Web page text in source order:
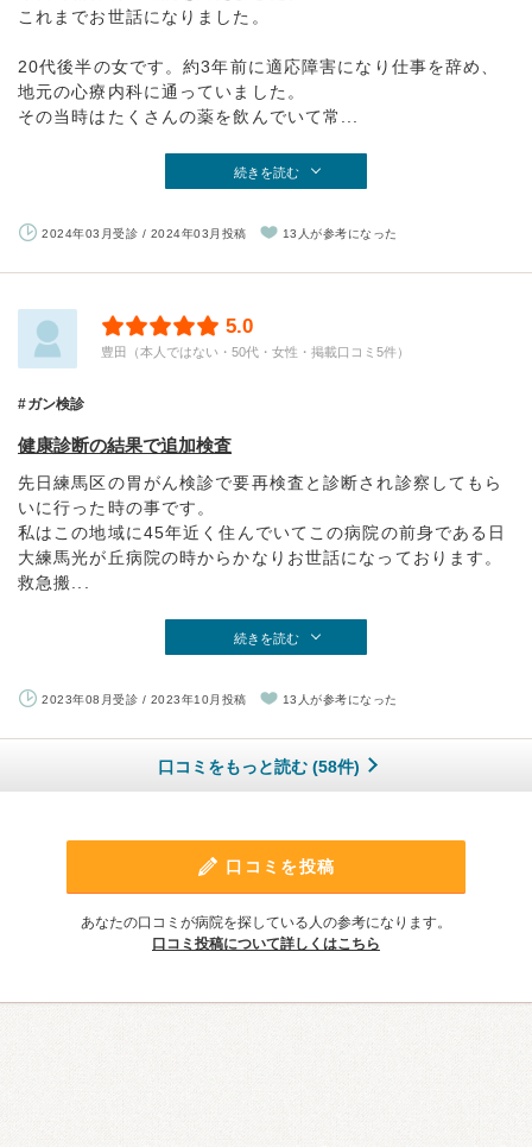
これまでお世話になりました。
20代後半の女です。約3年前に適応障害になり仕事を辞め、
地元の心療内科に通っていました。
その当時はたくさんの薬を飲んでいて常...
続きを読む
2024年03月受診 / 2024年03月投稿 13人が参考になった
5.0
豊田（本人ではない・50代・女性・掲載口コミ5件）
ガン検診
健康診断の結果で追加検査
先日練馬区の胃がん検診で要再検査と診断され診察してもら
いに行った時の事です。
私はこの地域に45年近く住んでいてこの病院の前身である日
大練馬光が丘病院の時からかなりお世話になっております。
救急搬...
続きを読む
2023年08月受診 / 2023年10月投稿 13人が参考になった
口コミをもっと読む (58件)
口コミを投稿
あなたの口コミが病院を探している人の参考になります。
口コミ投稿について詳しくはこちら